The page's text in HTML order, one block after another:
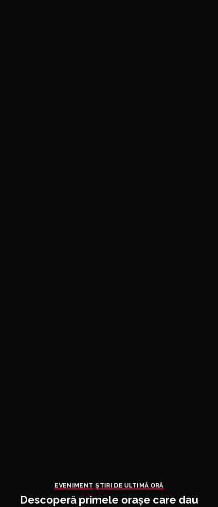
EVENIMENT ȘTIRI DE ULTIMĂ ORĂ
Descoperă primele orașe care dau